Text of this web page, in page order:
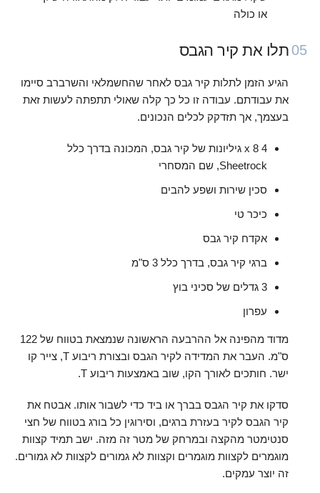
או כולה
05 תלו את קיר הגבס
הגיע הזמן לתלות קיר גבס לאחר שהחשמלאי והשרברב סיימו
את עבודתם. עבודה זו כל כך קלה שאולי תתפתה לעשות זאת
בעצמך, אך תזדקק לכלים הנכונים.
4 x 8 גיליונות של קיר גבס, המכונה בדרך כלל
Sheetrock, שם המסחרי
סכין שירות ושפע להבים
כיכר טי
אקדח קיר גבס
ברגי קיר גבס, בדרך כלל 3 ס"מ
3 גדלים של סכיני בוץ
עפרון
מדוד מהפינה אל ההרבעה הראשונה שנמצאת בטווח של 122
ס"מ. העבר את המדידה לקיר הגבס ובצורת ריבוע T, צייר קו
ישר. חותכים לאורך הקו, שוב באמצעות ריבוע T.
סדקו את קיר הגבס בברך או ביד כדי לשבור אותו. אבטח את
קיר הגבס לקיר בעזרת ברגים, וסירוגין כל בורג בטווח של חצי
סנטימטר מהקצה ובמרחק של מטר זה מזה. ישב תמיד קצוות
מוגמרים לקצוות מוגמרים וקצוות לא גמורים לקצוות לא גמורים.
זה יוצר עמקים.